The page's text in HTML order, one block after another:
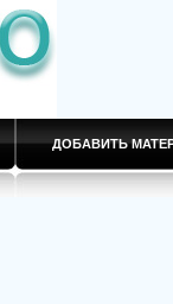
ДОБАВИТЬ